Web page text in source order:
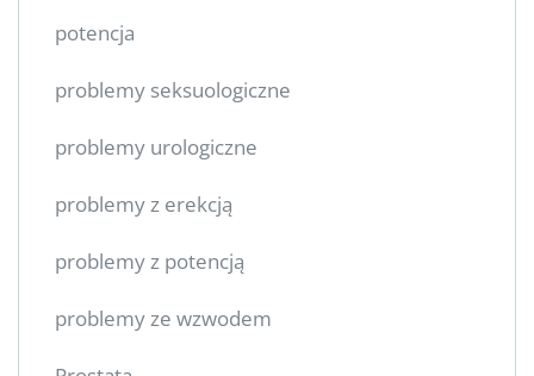
potencja
problemy seksuologiczne
problemy urologiczne
problemy z erekcją
problemy z potencją
problemy ze wzwodem